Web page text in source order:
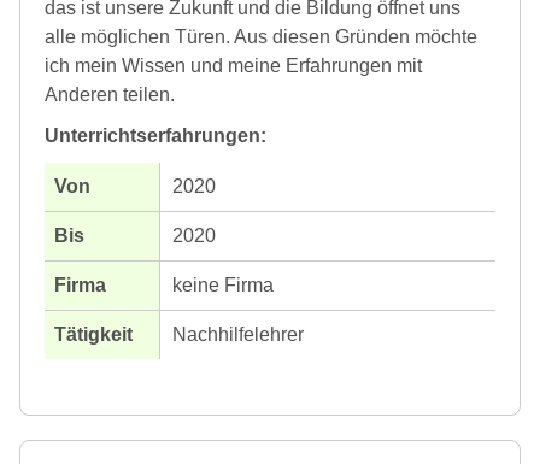
das ist unsere Zukunft und die Bildung öffnet uns
alle möglichen Türen. Aus diesen Gründen möchte
ich mein Wissen und meine Erfahrungen mit
Anderen teilen.
Unterrichtserfahrungen:
2020
2020
keine Firma
Nachhilfelehrer